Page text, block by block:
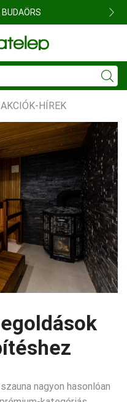
AKCIÓK-HÍREK
nagyon hasonlóan